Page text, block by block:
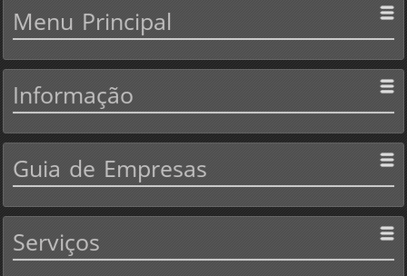
Menu Principal
Informação
Guia de Empresas
Serviços